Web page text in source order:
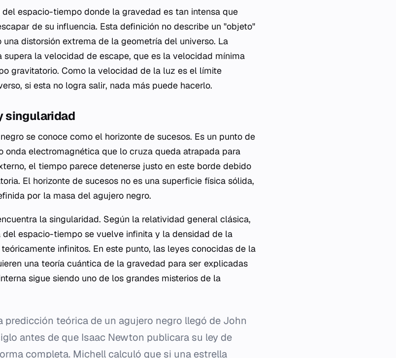
del espacio-tiempo donde la gravedad es tan intensa que
de su influencia. Esta definición no describe un "objeto"
distorsión extrema de la geometría del universo. La
supera la velocidad de escape, que es la velocidad mínima
gravitatorio. Como la velocidad de la luz es el límite
si esta no logra salir, nada más puede hacerlo.
singularidad
se conoce como el horizonte de sucesos. Es un punto de
onda electromagnética que lo cruza queda atrapada para
el tiempo parece detenerse justo en este borde debido
El horizonte de sucesos no es una superficie física sólida,
por la masa del agujero negro.
la singularidad. Según la relatividad general clásica,
espacio-tiempo se vuelve infinita y la densidad de la
infinitos. En este punto, las leyes conocidas de la
una teoría cuántica de la gravedad para ser explicadas
sigue siendo uno de los grandes misterios de la
predicción teórica de un agujero negro llegó de John
antes de que Isaac Newton publicara su ley de
completa. Michell calculó que si una estrella